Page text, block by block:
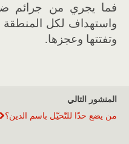
فما يجري من جرائم
واستهداف لكل المنطقة
وتفتتها وعجزها.
المنشور التالي
من يضع حدّا للتّحيّل باسم الدين؟